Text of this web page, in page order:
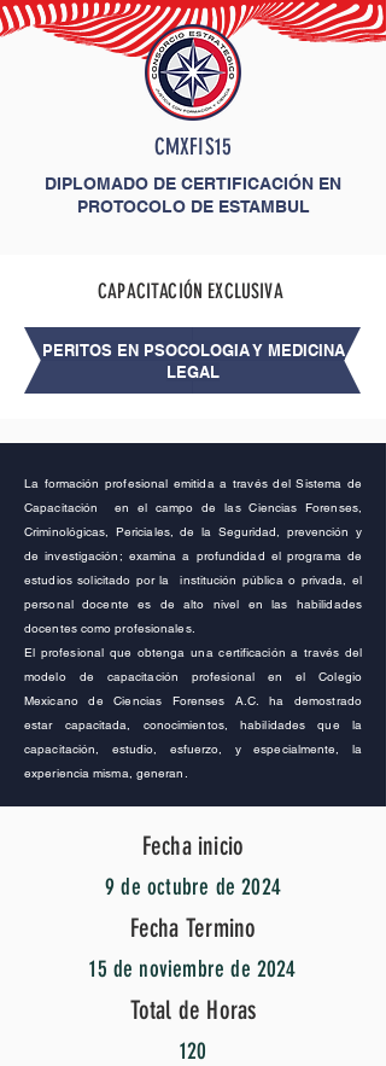
CMXFIS15
DIPLOMADO DE CERTIFICACIÓN EN
PROTOCOLO DE ESTAMBUL
CAPACITACIÓN EXCLUSIVA
PERITOS EN PSOCOLOGIA Y MEDICINA
LEGAL
La formación profesional emitida a través del Sistema de
Capacitación en el campo de las Ciencias Forenses,
Criminológicas, Periciales, de la Seguridad, prevención y
de investigación; examina a profundidad el programa de
estudios solicitado por la institución pública o privada, el
personal docente es de alto nivel en las habilidades
docentes como profesionales.
El profesional que obtenga una certificación a través del
modelo de capacitación profesional en el Colegio
Mexicano de Ciencias Forenses A.C.ha demostrado
estar capacitada, conocimientos, habilidades que la
capacitación, estudio, esfuerzo, y especialmente, la
experiencia misma, generan.
Fecha inicio
9 de octubre de 2024
Fecha Termino
15 de noviembre de 2024
Total de Horas
120